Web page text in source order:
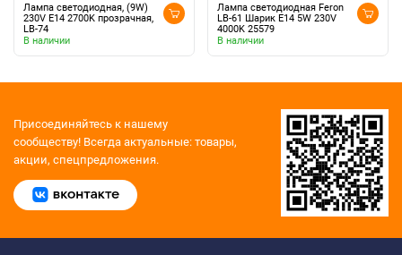
Лампа светодиодная, (9W)
230V E14 2700K прозрачная,
LB-74
В наличии
Лампа светодиодная Feron
LB-61 Шарик E14 5W 230V
4000K 25579
В наличии
Присоединяйтесь к нашему
сообществу! Всегда актуальные: товары,
акции, спецпредложения.